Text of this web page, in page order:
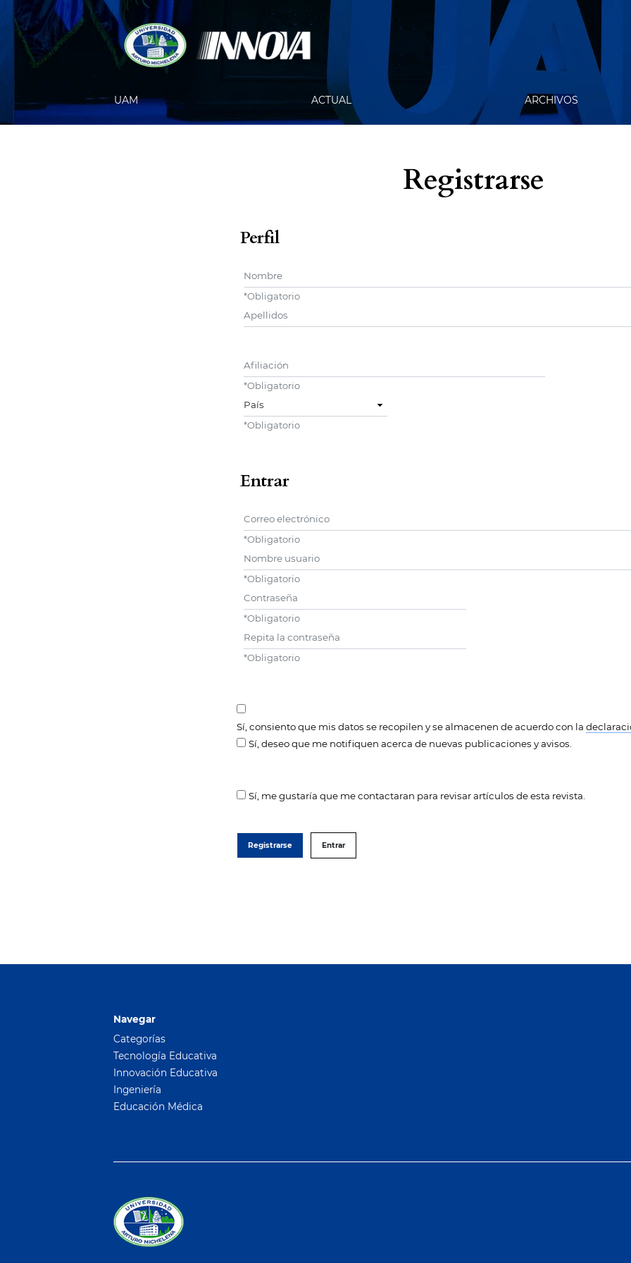
UAM ACTUAL ARCHIVOS
Registrarse
Perfil
Nombre
*Obligatorio
user.middleName6a761e902b869
Afiliación
*Obligatorio
País
*Obligatorio
Entrar
Correo electrónico
*Obligatorio
Nombre usuario
*Obligatorio
Contraseña
*Obligatorio
Repita la contraseña
*Obligatorio
Sí, consiento que mis datos se recopilen y se almacenen de acuerdo con la
Sí, deseo que me notifiquen acerca de nuevas publicaciones y avisos.
Sí, me gustaría que me contactaran para revisar artículos de esta revista.
Registrarse Entrar
Navegar
Categorías
Tecnología Educativa
Innovación Educativa
Ingeniería
Educación Médica